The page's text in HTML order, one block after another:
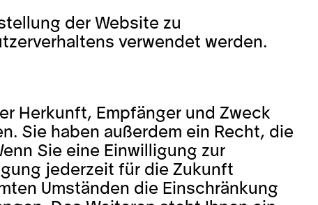
der Website zu
verwendet werden.
Herkunft, Empfänger und Zweck
Sie haben außerdem ein Recht, die
Sie eine Einwilligung zur
jederzeit für die Zukunft
Umständen die Einschränkung